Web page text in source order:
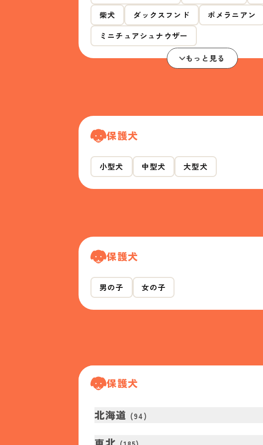
柴犬
ダックスフンド
ポメラニアン
ミニチュアシュナウザー
もっと見る
保護犬
小型犬 中型犬 大型犬
保護犬
男の子 女の子
保護犬
北海道 (94)